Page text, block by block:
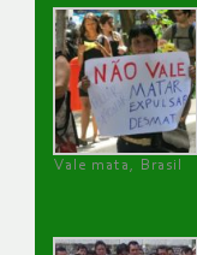
Vale mata, Brasil